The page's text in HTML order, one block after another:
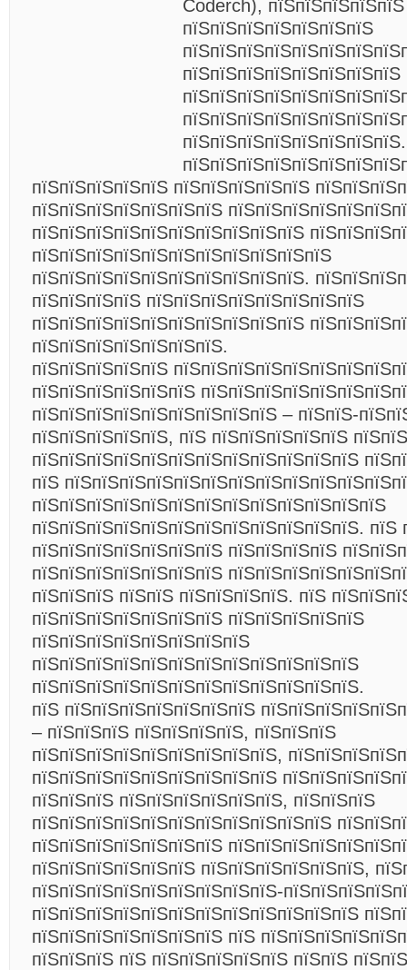
Coderch), пїЅпїЅпїЅпїЅпїЅ
пїЅпїЅпїЅпїЅпїЅпїЅпїЅ
пїЅпїЅпїЅпїЅпїЅпїЅпїЅпїЅ
пїЅпїЅпїЅпїЅпїЅ пїЅпїЅпїЅпїЅпїЅ
пїЅпїЅпїЅпїЅпїЅпїЅпїЅ
пїЅпїЅпїЅпїЅпїЅпїЅпїЅпїЅпїЅпїЅ
пїЅпїЅпїЅпїЅпїЅпїЅпїЅпїЅпїЅпїЅпїЅ
пїЅпїЅпїЅпїЅпїЅпїЅпїЅпїЅпїЅпїЅ.
пїЅпїЅпїЅпїЅ пїЅпїЅпїЅпїЅпїЅпїЅпїЅпїЅ
пїЅпїЅпїЅпїЅпїЅпїЅпїЅпїЅпїЅпїЅ
пїЅпїЅпїЅпїЅпїЅпїЅпїЅ.
пїЅпїЅпїЅпїЅпїЅ
пїЅпїЅпїЅпїЅпїЅпїЅ
пїЅпїЅпїЅпїЅпїЅпїЅпїЅпїЅпїЅ – пїЅпїЅ-
пїЅпїЅпїЅпїЅпїЅ, пїЅ пїЅпїЅпїЅпїЅпїЅ
пїЅпїЅпїЅпїЅпїЅпїЅпїЅпїЅпїЅпїЅпїЅпїЅ
пїЅ
пїЅпїЅпїЅпїЅпїЅпїЅпїЅпїЅпїЅпїЅпїЅпїЅпїЅ
пїЅпїЅпїЅпїЅпїЅпїЅпїЅпїЅпїЅпїЅпїЅпїЅ. пїЅ
пїЅпїЅпїЅпїЅпїЅпїЅпїЅ пїЅпїЅпїЅпїЅ
пїЅпїЅпїЅпїЅпїЅпїЅпїЅ
пїЅпїЅпїЅ пїЅпїЅ пїЅпїЅпїЅпїЅ. пїЅ
пїЅпїЅпїЅпїЅпїЅпїЅпїЅ пїЅпїЅпїЅпїЅпїЅ
пїЅпїЅпїЅпїЅпїЅпїЅпїЅпїЅ
пїЅпїЅпїЅпїЅпїЅпїЅпїЅпїЅпїЅпїЅпїЅпїЅ
пїЅпїЅпїЅпїЅпїЅпїЅпїЅпїЅпїЅпїЅпїЅпїЅ.
пїЅ пїЅпїЅпїЅпїЅпїЅпїЅпїЅ
– пїЅпїЅпїЅ пїЅпїЅпїЅпїЅ, пїЅпїЅпїЅ
пїЅпїЅпїЅпїЅпїЅпїЅпїЅпїЅпїЅ,
пїЅпїЅпїЅпїЅпїЅпїЅпїЅпїЅпїЅ
пїЅпїЅпїЅ пїЅпїЅпїЅпїЅпїЅпїЅ, пїЅпїЅпїЅ
пїЅпїЅпїЅпїЅпїЅпїЅпїЅпїЅпїЅпїЅпїЅ
пїЅпїЅпїЅпїЅпїЅпїЅпїЅ
пїЅпїЅпїЅпїЅпїЅпїЅ пїЅпїЅпїЅпїЅпїЅпїЅ,
пїЅпїЅпїЅпїЅпїЅпїЅпїЅпїЅпїЅ-
пїЅпїЅпїЅпїЅпїЅпїЅпїЅпїЅпїЅпїЅпїЅпїЅ
пїЅпїЅпїЅпїЅпїЅпїЅпїЅ пїЅ
пїЅпїЅпїЅ пїЅ пїЅпїЅпїЅпїЅпїЅ пїЅпїЅ